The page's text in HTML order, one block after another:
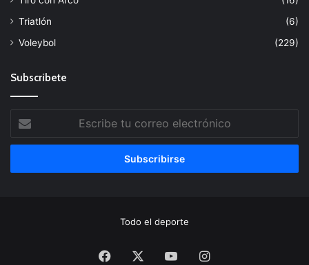
Triatlón
(6)
Voleybol
(229)
Subscribete
tu
correo
Todo el deporte
Facebook YouTubeInstagram